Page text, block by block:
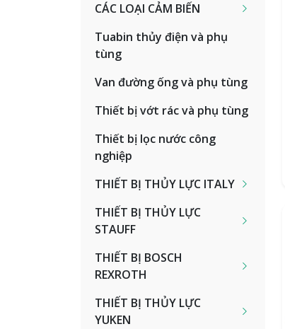
CÁC LOẠI CẢM BIẾN
Tuabin thủy điện và phụ
tùng
Van đường ống và phụ tùng
Thiết bị vớt rác và phụ tùng
Thiết bị lọc nước công
nghiệp
THIẾT BỊ THỦY LỰC ITALY
THIẾT BỊ THỦY LỰC
STAUFF
THIẾT BỊ BOSCH
REXROTH
THIẾT BỊ THỦY LỰC
YUKEN